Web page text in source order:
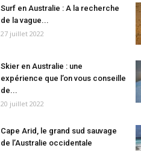
Surf en Australie : A la recherche
de la vague...
27 juillet 2022
Skier en Australie : une
expérience que l’on vous conseille
de...
20 juillet 2022
Cape Arid, le grand sud sauvage
de l’Australie occidentale